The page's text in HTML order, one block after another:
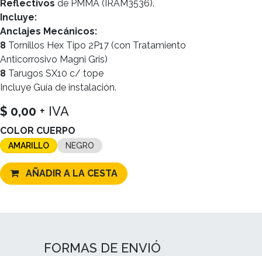
Reflectivos de PMMA (IRAM3536).
Incluye:
Anclajes Mecánicos:
8 Tornillos Hex Tipo 2P17 (con Tratamiento
Anticorrosivo Magni Gris)
8 Tarugos SX10 c/ tope
Incluye Guía de instalación.
$ 0,00 + IVA
COLOR CUERPO
AMARILLO NEGRO
AÑADIR A LA CESTA
FORMAS DE ENVIÓ